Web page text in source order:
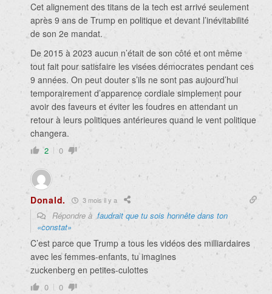
Cet alignement des titans de la tech est arrivé seulement
après 9 ans de Trump en politique et devant l’inévitabilité
de son 2e mandat.
De 2015 à 2023 aucun n’était de son côté et ont même
tout fait pour satisfaire les visées démocrates pendant ces
9 années. On peut douter s’ils ne sont pas aujourd’hui
temporairement d’apparence cordiale simplement pour
avoir des faveurs et éviter les foudres en attendant un
retour à leurs politiques antérieures quand le vent politique
changera.
2 0
Donald. 3 mois il y a
Répondre àfaudrait que tu sois honnête dans ton
«constat»
C’est parce que Trump a tous les vidéos des milliardaires
avec les femmes-enfants, tu imagines
zuckenberg en petites-culottes
0 0